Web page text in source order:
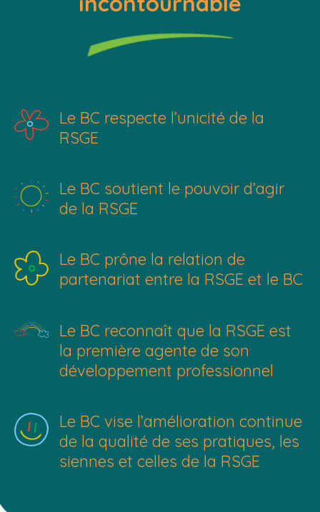
Le BC respecte l’unicité de la
RSGE
Le BC soutient le pouvoir d’agir
de la RSGE
Le BC prône la relation de
partenariat entre la RSGE et le BC
Le BC reconnaît que la RSGE est
la première agente de son
développement professionnel
Le BC vise l’amélioration continue
de la qualité de ses pratiques, les
siennes et celles de la RSGE